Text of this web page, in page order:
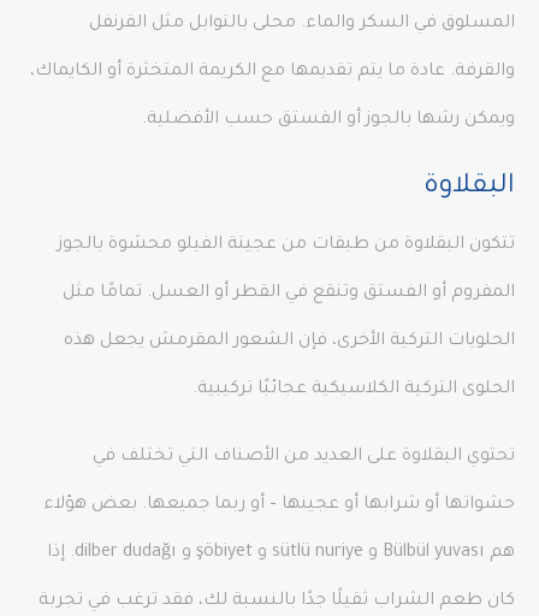
المسلوق في السكر والماء. محلى بالتوابل مثل القرنفل
والقرفة. عادة ما يتم تقديمها مع الكريمة المتخثرة أو الكايماك،
ويمكن رشها بالجوز أو الفستق حسب الأفضلية.
البقلاوة
تتكون البقلاوة من طبقات من عجينة الفيلو محشوة بالجوز
المفروم أو الفستق وتنقع في القطر أو العسل. تمامًا مثل
الحلويات التركية الأخرى، فإن الشعور المقرمش يجعل هذه
الحلوى التركية الكلاسيكية عجائبًا تركيبية.
تحتوي البقلاوة على العديد من الأصناف التي تختلف في
حشواتها أو شرابها أو عجينها – أو ربما جميعها. بعض هؤلاء
هم Bülbül yuvası و sütlü nuriye و şöbiyet و dilber dudağı. إذا
كان طعم الشراب ثقيلًا جدًا بالنسبة لك، فقد ترغب في تجربة